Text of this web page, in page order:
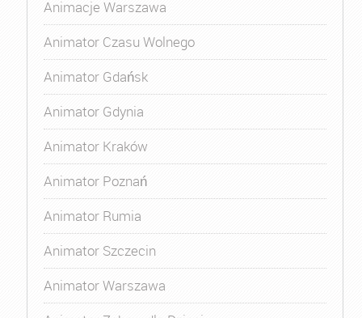
Animacje Warszawa
Animator Czasu Wolnego
Animator Gdańsk
Animator Gdynia
Animator Kraków
Animator Poznań
Animator Rumia
Animator Szczecin
Animator Warszawa